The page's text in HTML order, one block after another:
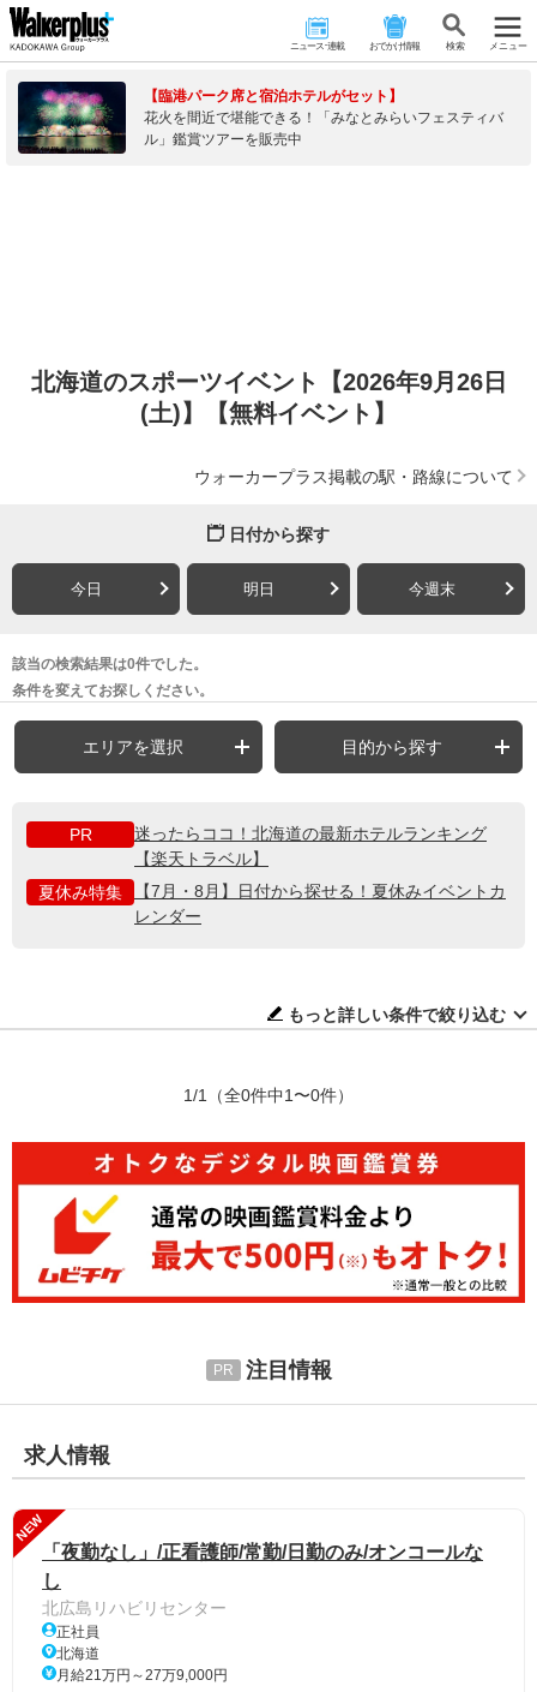
ニュース･連載 おでかけ情報 検 索 メニュー
【臨港パーク席と宿泊ホテルがセット】
花火を間近で堪能できる！「みなとみらいフェスティバ
ル」鑑賞ツアーを販売中
北海道のスポーツイベント【2026年9月26日
(土)】【無料イベント】
ウォーカープラス掲載の駅・路線について
日付から探す
今日 明日 今週末
該当の検索結果は0件でした。
条件を変えてお探しください。
エリアを選択 目的から探す
PR
迷ったらココ！北海道の最新ホテルランキング
【楽天トラベル】
夏休み特集
【7月・8月】日付から探せる！夏休みイベントカ
レンダー
もっと詳しい条件で絞り込む
1/1 （全0件中1〜0件）
注目情報
求人情報
NEW
「夜勤なし」/正看護師/常勤/日勤のみ/オンコールな
し
北広島リハビリセンター
正社員
北海道
月給21万円～27万9,000円